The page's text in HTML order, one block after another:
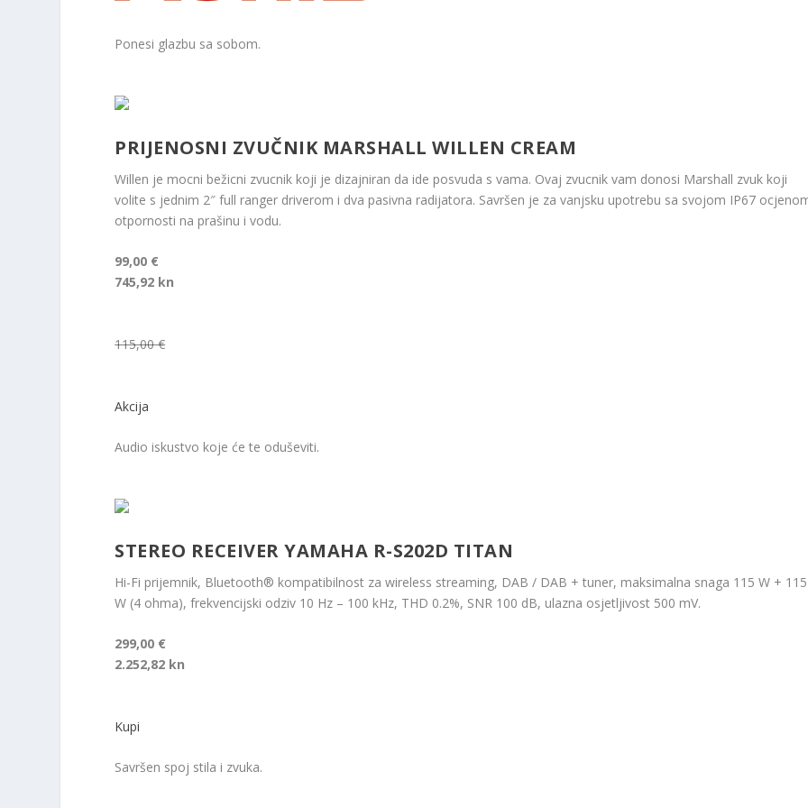
Ponesi glazbu sa sobom.
PRIJENOSNI ZVUČNIK MARSHALL WILLEN CREAM
Willen je mocni bežicni zvucnik koji je dizajniran da ide posvuda s vama. Ovaj zvucnik vam donosi Marshall zvuk koji
volite s jednim 2″ full ranger driverom i dva pasivna radijatora. Savršen je za vanjsku upotrebu sa svojom IP67
otpornosti na prašinu i vodu.
99,00 €
745,92 kn
115,00 €
Akcija
Audio iskustvo koje će te oduševiti.
STEREO RECEIVER YAMAHA R-S202D TITAN
Hi-Fi prijemnik, Bluetooth® kompatibilnost za wireless streaming, DAB / DAB + tuner, maksimalna snaga 115 W + 115
W (4 ohma), frekvencijski odziv 10 Hz – 100 kHz, THD 0.2%, SNR 100 dB, ulazna osjetljivost 500 mV.
299,00 €
2.252,82 kn
Kupi
Savršen spoj stila i zvuka.